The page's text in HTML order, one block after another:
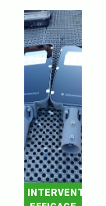
INTERVENTO